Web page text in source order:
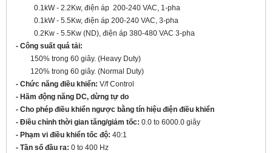
0.1kW - 2.2Kw, điện áp 200-240 VAC, 1-pha
0.1kW - 5.5Kw, điện áp 200-240 VAC, 3-pha
0.2Kw - 5.5Kw (ND), điện áp 380-480 VAC 3-pha
- Công suất quá tải:
150% trong 60 giây. (Heavy Duty)
120% trong 60 giây. (Normal Duty)
- Chức năng điều khiển: V/f Control
- Hãm động năng DC, dừng tự do
- Cho phép điều khiển ngược bằng tín hiệu điện điều khiển
- Điều chỉnh thời gian tăng/giảm tốc: 0.0 to 6000.0 giây
- Phạm vi điều khiển tốc độ: 40:1
- Tần số đầu ra: 0 to 400 Hz